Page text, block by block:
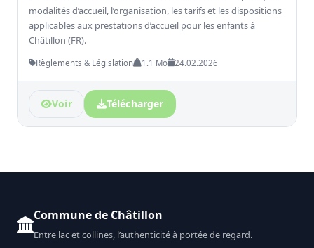
modalités d’accueil, l’organisation, les tarifs et les dispositions
applicables aux prestations d’accueil pour les enfants à
Châtillon (FR).
Règlements & Législation 1.1 Mo 24.02.2026
Voir Télécharger
Commune de Châtillon
Entre lac et collines, l’authenticité à portée de regard.